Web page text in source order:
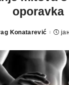
oporavka
Konatarević